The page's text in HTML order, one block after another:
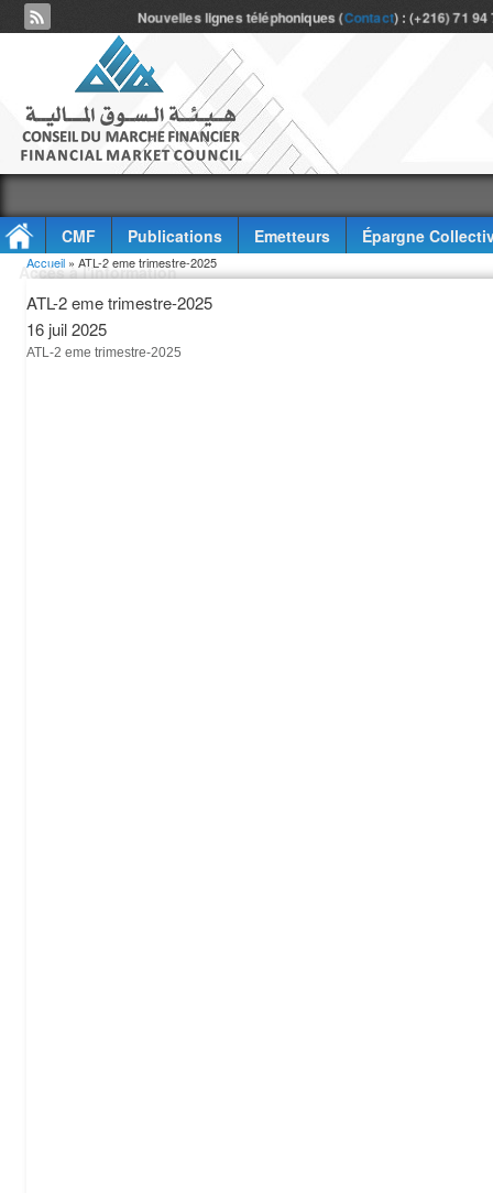
Nouvelles lignes téléphoniques (Contact) : (+216) 71
CMF Publications Emetteurs
Épargne
Accès à l'information
Vous êtes ici
Accueil » ATL-2 eme trimestre-2025
ATL-2 eme trimestre-2025
16 juil 2025
ATL-2 eme trimestre-2025